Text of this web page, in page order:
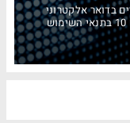
בדואר אלקטרוני